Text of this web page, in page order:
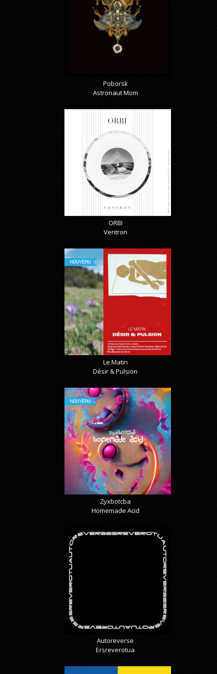
Poborsk
Astronaut Mom
ORBI
Ventron
NOUVEAU
Le Matin
Désir & Pulsion
NOUVEAU
Zyxbotcba
Homemade Acid
Autoreverse
Ersreverotua